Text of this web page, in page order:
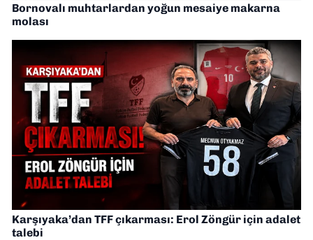
Bornovalı muhtarlardan yoğun mesaiye makarna
molası
Karşıyaka’dan TFF çıkarması: Erol Zöngür için adalet
talebi